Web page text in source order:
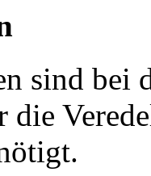
sind bei
die